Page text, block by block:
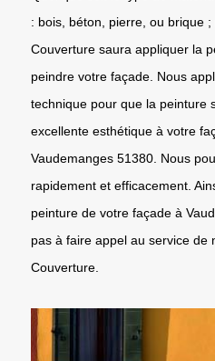
: bois, béton, pierre, ou brique
Couverture saura appliquer la
peindre votre façade. Nous
technique pour que la peinture
excellente esthétique à votre
Vaudemanges 51380. Nous
rapidement et efficacement.
peinture de votre façade à
pas à faire appel au service de
Couverture.